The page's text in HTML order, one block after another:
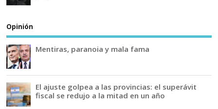
Opinión
Mentiras, paranoia y mala fama
El ajuste golpea a las provincias: el superávit
fiscal se redujo a la mitad en un año